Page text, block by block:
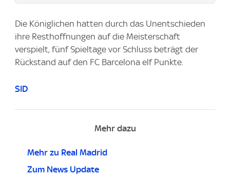
Die Königlichen hatten durch das Unentschieden
ihre Resthoffnungen auf die Meisterschaft
verspielt, fünf Spieltage vor Schluss beträgt der
Rückstand auf den FC Barcelona elf Punkte.
SID
Mehr dazu
Mehr zu Real Madrid
Zum News Update